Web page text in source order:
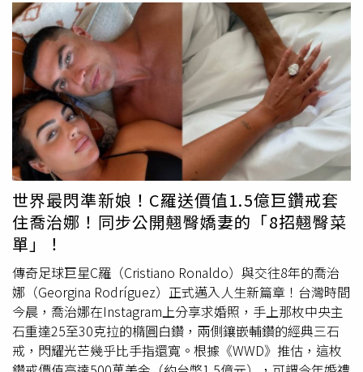
的冰淇淋。（圖／出去一下提供）首次來到皇后鎮，舒華驚
艷於瓦卡蒂普湖的美景：「昨天一到這邊真的被嚇到，太漂
亮了！」三人吃著冰淇淋欣賞湖景，閒聊話題從星座講到烹
飪，舒華表示平時在韓國會自己下廚：「會煮一些中式或韓
式料理，中式就是一些小炒、家常菜。」同時她還爆料自己
「不吃芋頭」，甚至只是聽到「芋頭」兩字就斬釘截鐵大
叫：「不行！真的不行！」此言一出讓同樣討厭芋頭的陳柏
霖秒變知音，兩人還聯手強烈表態「芋頭不該進火鍋」。看
到舒華和陳柏霖一搭一唱地反對芋頭，愛芋派的黃宣只能無
奈又無力地小聲反駁：「不要學他們。」完成紐西蘭北島的
考驗要前往南島之前，陳柏霖讚美黃宣「不只是音樂人，還
飽讀詩書，雖然常講幹話，但很懂表達自己，跟他『出去一
下』一定好玩」。黃宣也表示：「在旅程中，你不知道什麼
時候還會再與對方相遇，所以就如同柏霖對我說過的，享受
當下，快樂就好，但不要造成別人的麻煩。」
世界最閃準新娘！C羅送價值1.5億巨鑽戒套
住喬治娜！同步公開翹臀嬌妻的「8招翹臀菜
單」！
傳奇足球巨星C羅（Cristiano Ronaldo）與交往8年的喬治
娜（Georgina Rodríguez）正式邁入人生新篇章！台灣時間
今晨，喬治娜在Instagram上分享求婚照，手上那枚中央主
石重達25至30克拉的橢圓白鑽，兩側鑲嵌輔鑽的經典三石
戒，閃耀光芒幾乎比手指還寬。根據《WWD》推估，這枚